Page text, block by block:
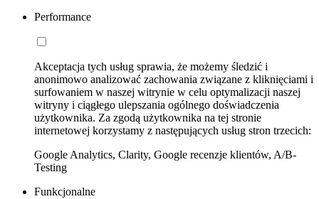
Performance
Akceptacja tych usług sprawia, że możemy śledzić i
anonimowo analizować zachowania związane z kliknięciami i
surfowaniem w naszej witrynie w celu optymalizacji naszej
witryny i ciągłego ulepszania ogólnego doświadczenia
użytkownika. Za zgodą użytkownika na tej stronie
internetowej korzystamy z następujących usług stron trzecich:
Google Analytics, Clarity, Google recenzje klientów, A/B-
Testing
Funkcjonalne